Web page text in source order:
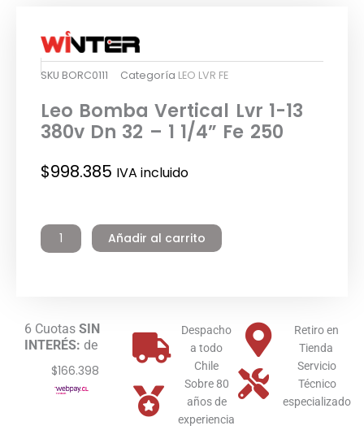
SKU BORC0111 Categoría LEO LVR FE
Leo Bomba Vertical Lvr 1-13
380v Dn 32 – 1 1/4” Fe 250
$998.385 IVA incluido
Bomba
Vertical
Lvr
Dn
32
Añadir al carrito
6 Cuotas SIN
INTERÉS: de
$166.398
Despacho
a todo
Chile
Sobre 80
años de
experiencia
Retiro en
Tienda
Servicio
Técnico
especializado